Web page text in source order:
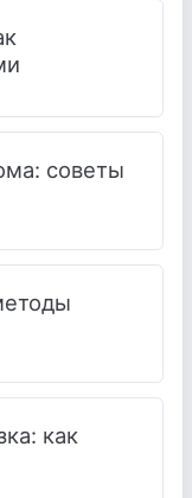
советы
как